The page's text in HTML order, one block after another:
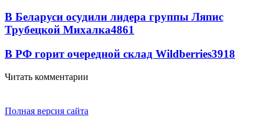
В Беларуси осудили лидера группы Ляпис
Трубецкой Михалка4861
В РФ горит очередной склад Wildberries3918
Читать комментарии
Полная версия сайта